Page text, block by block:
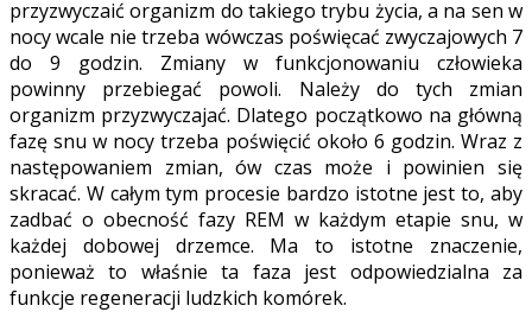
przyzwyczaić organizm do takiego trybu życia, a na sen w
nocy wcale nie trzeba wówczas poświęcać zwyczajowych 7
do 9 godzin. Zmiany w funkcjonowaniu człowieka
powinny przebiegać powoli. Należy do tych zmian
organizm przyzwyczajać. Dlatego początkowo na główną
fazę snu w nocy trzeba poświęcić około 6 godzin. Wraz z
następowaniem zmian, ów czas może i powinien się
skracać. W całym tym procesie bardzo istotne jest to, aby
zadbać o obecność fazy REM w każdym etapie snu, w
każdej dobowej drzemce. Ma to istotne znaczenie,
ponieważ to właśnie ta faza jest odpowiedzialna za
funkcje regeneracji ludzkich komórek.